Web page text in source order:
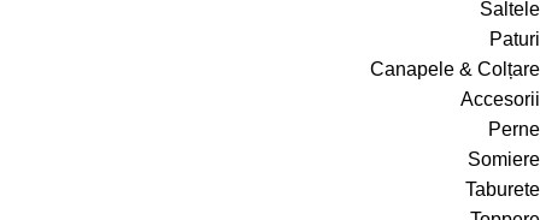
Saltele
Paturi
Canapele & Colțare
Accesorii
Perne
Somiere
Taburete